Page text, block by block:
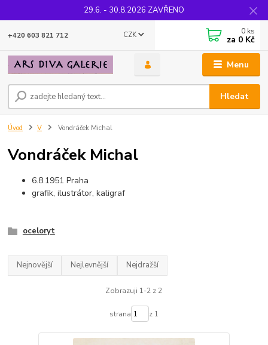
29.6. - 30.8.2026 ZAVŘENO
Menu
CZK
Hledat
+420 603 821 712 0 ks
za 0 Kč
Úvod V Vondráček Michal
Vondráček Michal
6.8.1951 Praha
grafik, ilustrátor, kaligraf
oceloryt
Nejnovější Nejlevnější Nejdražší
Zobrazuji 1-2 z 2
strana z 1